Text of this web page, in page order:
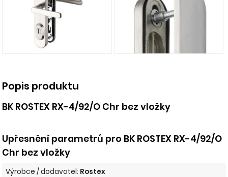
Popis produktu
BK ROSTEX RX-4/92/O Chr bez vložky
Upřesnění parametrů pro BK ROSTEX RX-4/92/O
Chr bez vložky
Výrobce / dodavatel: Rostex